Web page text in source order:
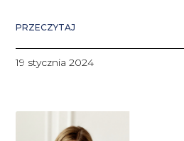
PRZECZYTAJ
19 stycznia 2024